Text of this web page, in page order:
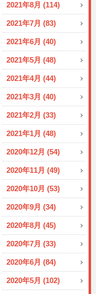
2021年8月 (114)
2021年7月 (83)
2021年6月 (40)
2021年5月 (48)
2021年4月 (44)
2021年3月 (40)
2021年2月 (33)
2021年1月 (48)
2020年12月 (54)
2020年11月 (49)
2020年10月 (53)
2020年9月 (34)
2020年8月 (45)
2020年7月 (33)
2020年6月 (84)
2020年5月 (102)